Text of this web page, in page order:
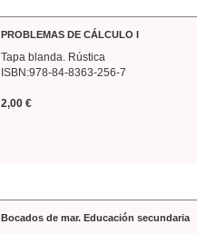
PROBLEMAS DE CÁLCULO I
Tapa blanda. Rústica
ISBN:978-84-8363-256-7
2,00 €
Bocados de mar. Educación secundaria